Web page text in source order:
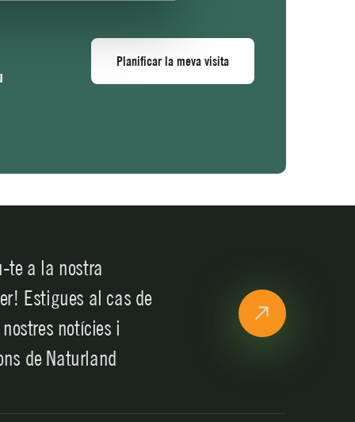
Planificar la meva visita
te a la nostra
Estigues al cas de
notícies i
de Naturland